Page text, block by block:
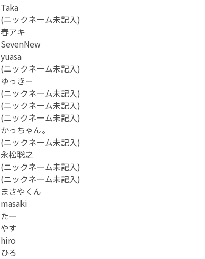
Taka
(ニックネーム未記入)
春アキ
SevenNew
yuasa
(ニックネーム未記入)
ゆっきー
(ニックネーム未記入)
(ニックネーム未記入)
(ニックネーム未記入)
かっちゃん。
(ニックネーム未記入)
永松聡之
(ニックネーム未記入)
(ニックネーム未記入)
まさやくん
masaki
たー
やす
hiro
ひろ